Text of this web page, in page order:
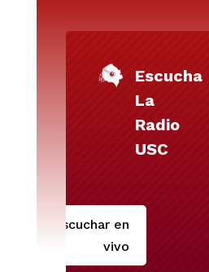
Escucha
La
Radio
USC
Escuchar en
vivo